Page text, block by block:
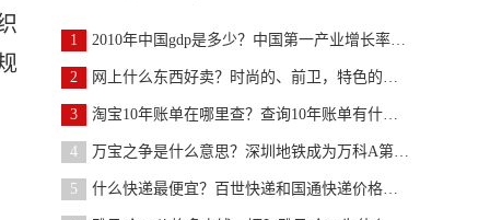
1 2010年中国gdp是多少？中国第一产业增长率是多少？
2 网上什么东西好卖？时尚的、前卫，特色的、有创意的
3 淘宝10年账单在哪里查？查询10年账单有什么作用?
4 万宝之争是什么意思？深圳地铁成为万科A第一大股东
5 什么快递最便宜？百世快递和国通快递价格都比较便宜